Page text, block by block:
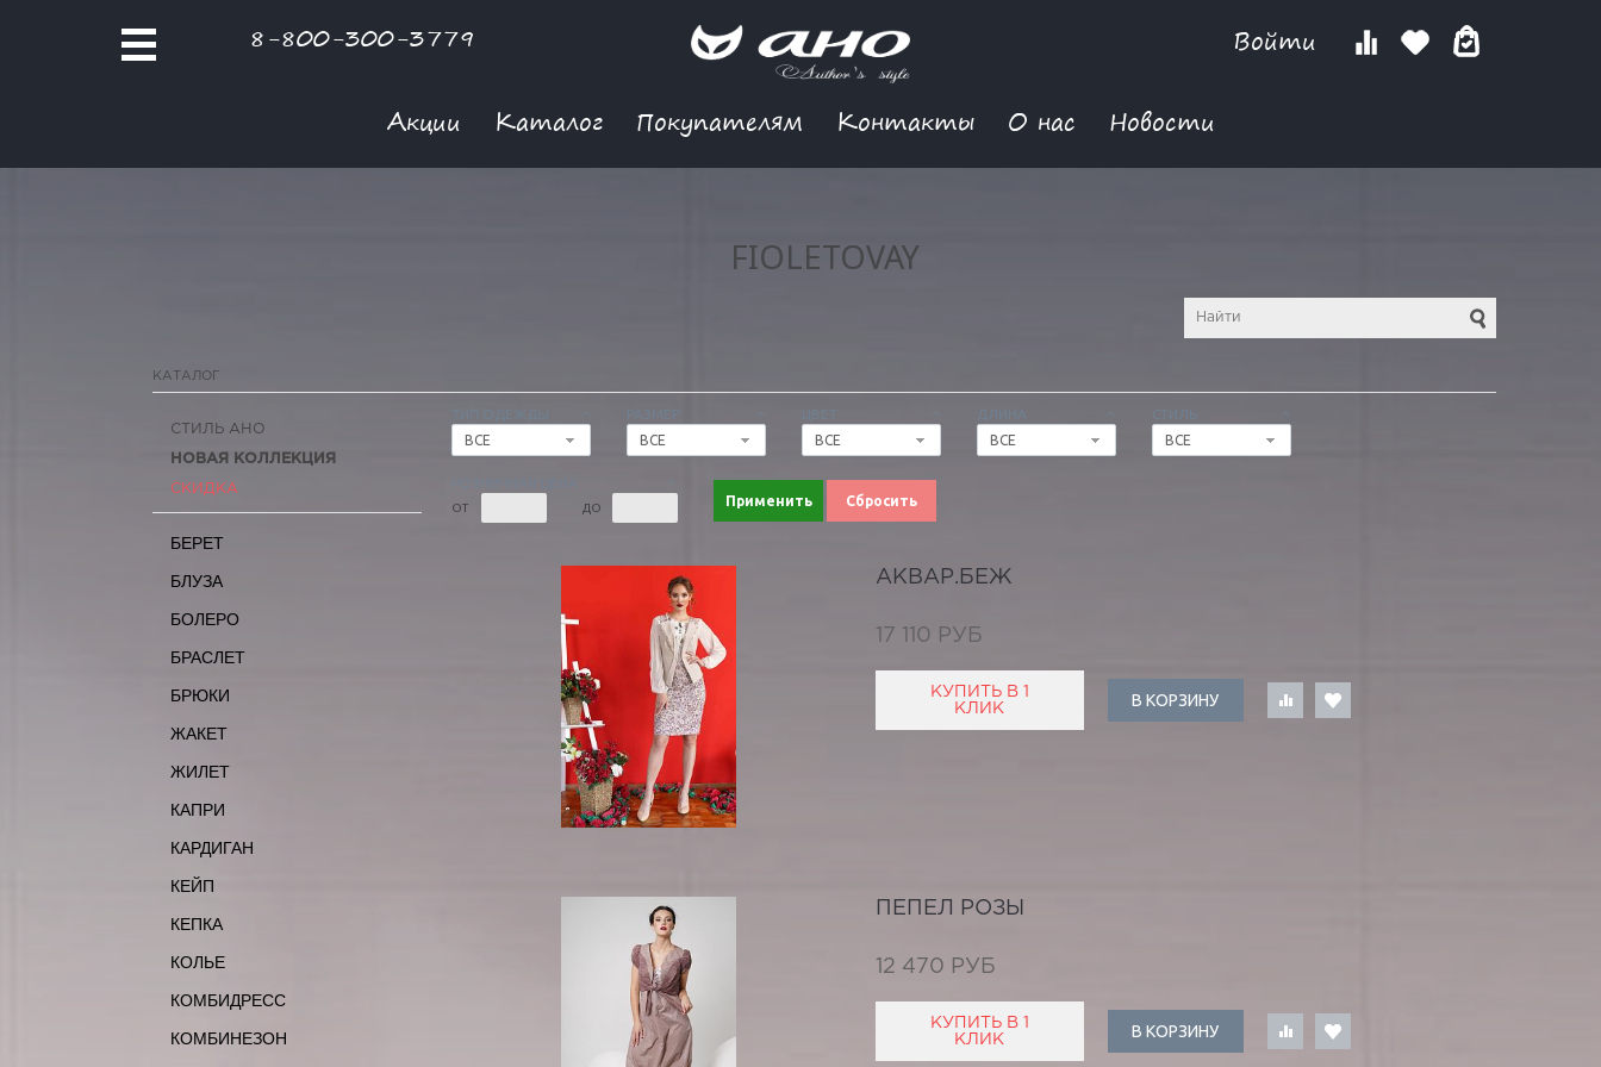
8-800-300-3779 Войти
Акции Каталог Покупателям Контакты О нас Новости
FIOLETOVAY
КАТАЛОГ
ВСЕ
ВСЕ
ВСЕ
ВСЕ
СТИЛЬ
ВСЕ
ОТ ДО Применить Сбросить
СТИЛЬ АНО
НОВАЯ КОЛЛЕКЦИЯ
СКИДКА
БЕРЕТ
БЛУЗА
БОЛЕРО
БРАСЛЕТ
БРЮКИ
ЖАКЕТ
ЖИЛЕТ
КАПРИ
КАРДИГАН
КЕЙП
КЕПКА
КОЛЬЕ
КОМБИДРЕСС
КОМБИНЕЗОН
АКВАР.БЕЖ
17 110 РУБ
КУПИТЬ В 1
КЛИК
В КОРЗИНУ
ПЕПЕЛ РОЗЫ
12 470 РУБ
КУПИТЬ В 1
КЛИК
В КОРЗИНУ